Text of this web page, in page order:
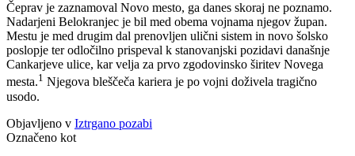
Čeprav je zaznamoval Novo mesto, ga danes skoraj ne poznamo.
Nadarjeni Belokranjec je bil med obema vojnama njegov župan.
Mestu je med drugim dal prenovljen ulični sistem in novo šolsko
poslopje ter odločilno prispeval k stanovanjski pozidavi današnje
Cankarjeve ulice, kar velja za prvo zgodovinsko širitev Novega
mesta.1 Njegova bleščeča kariera je po vojni doživela tragično
usodo.
Objavljeno v Iztrgano pozabi
Označeno kot